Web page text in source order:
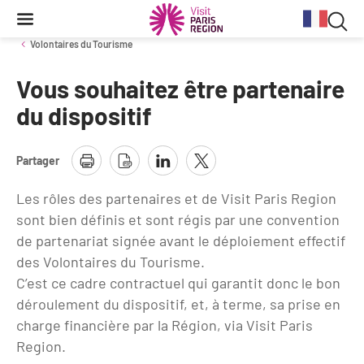
Contenu
Navigation
principale
Recherche
Conjoncture
Tableau de bord mensuel
Chiffre Spécial Covid
Profils des clientèles
Clientèle francilienne
Clientèle française
Clientèle de proximité
Aides et financements
Fonds Régional pour le Tourisme
Aides financières et subventions
Tourisme durable
Les Offices de Tourisme
Outils pour vos professionnels
Outils pour votre Office de Tourisme
Lettres information réseau
Services aux clientèles d'affaires
Stratégie et plan d'actions BtoB 2026
Travel Trade News
Organisez votre séminaire
Se déplacer à Paris Region
Evénements & actualités
Évènements sportifs
Guide de la Destination
Destination Impressionnisme
Volontaires du Tourisme
Information Tourisme
le
Volontaires du Tourisme
Vous souhaitez être partenaire
du dispositif
Partager
Les rôles des partenaires et de Visit Paris Region
sont bien définis et sont régis par une convention
de partenariat signée avant le déploiement effectif
des Volontaires du Tourisme.
C’est ce cadre contractuel qui garantit donc le bon
déroulement du dispositif, et, à terme, sa prise en
charge financière par la Région, via Visit Paris
Region.